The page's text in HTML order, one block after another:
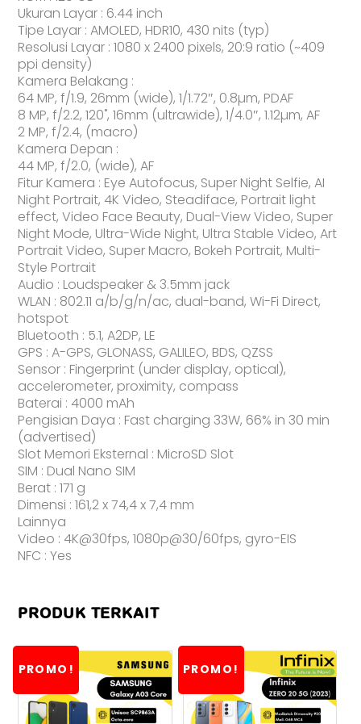
Ukuran Layar : 6.44 inch
Tipe Layar : AMOLED, HDR10, 430 nits (typ)
Resolusi Layar : 1080 x 2400 pixels, 20:9 ratio (~409
ppi density)
Kamera Belakang :
64 MP, f/1.9, 26mm (wide), 1/1.72″, 0.8µm, PDAF
8 MP, f/2.2, 120˚, 16mm (ultrawide), 1/4.0″, 1.12µm, AF
2 MP, f/2.4, (macro)
Kamera Depan :
44 MP, f/2.0, (wide), AF
Fitur Kamera : Eye Autofocus, Super Night Selfie, AI
Night Portrait, 4K Video, Steadiface, Portrait light
effect, Video Face Beauty, Dual-View Video, Super
Night Mode, Ultra-Wide Night, Ultra Stable Video, Art
Portrait Video, Super Macro, Bokeh Portrait, Multi-
Style Portrait
Audio : Loudspeaker & 3.5mm jack
WLAN : 802.11 a/b/g/n/ac, dual-band, Wi-Fi Direct,
hotspot
Bluetooth : 5.1, A2DP, LE
GPS : A-GPS, GLONASS, GALILEO, BDS, QZSS
Sensor : Fingerprint (under display, optical),
accelerometer, proximity, compass
Baterai : 4000 mAh
Pengisian Daya : Fast charging 33W, 66% in 30 min
(advertised)
Slot Memori Eksternal : MicroSD Slot
SIM : Dual Nano SIM
Berat : 171 g
Dimensi : 161,2 x 74,4 x 7,4 mm
Lainnya
Video : 4K@30fps, 1080p@30/60fps, gyro-EIS
NFC : Yes
PRODUK TERKAIT
PROMO! PROMO!